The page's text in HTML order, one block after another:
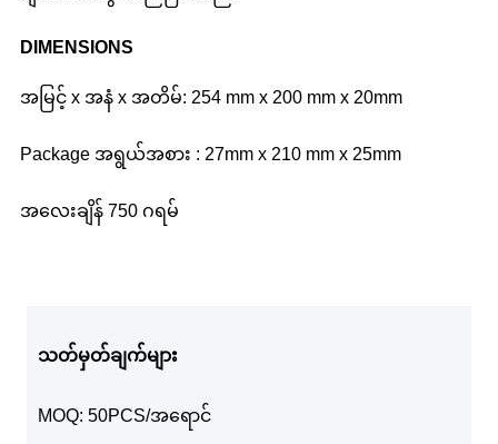
DIMENSIONS
အမြင့် x အနံ x အတိမ်: 254 mm x 200 mm x 20mm
Package အရွယ်အစား : 27mm x 210 mm x 25mm
အလေးချိန် 750 ဂရမ်
သတ်မှတ်ချက်များ
MOQ: 50PCS/အရောင်